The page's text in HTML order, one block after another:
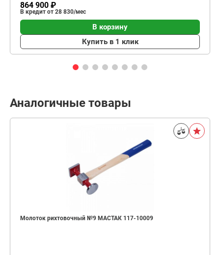
864 900 ₽
В кредит от 28 830/мес
В корзину
Купить в 1 клик
Аналогичные товары
Молоток рихтовочный №9 МАСТАК 117-10009